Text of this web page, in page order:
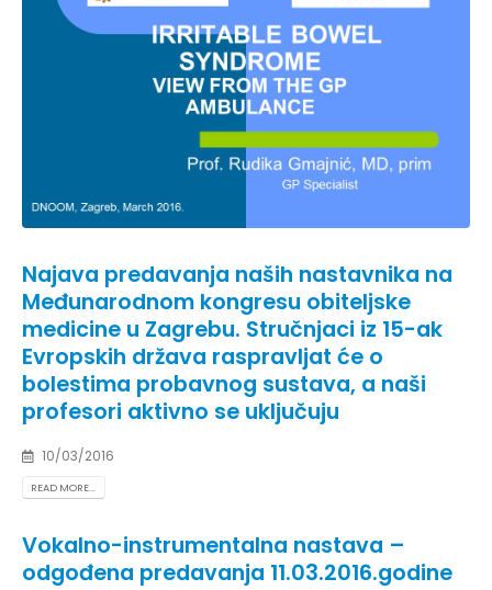
Najava predavanja naših nastavnika na
Međunarodnom kongresu obiteljske
medicine u Zagrebu. Stručnjaci iz 15-ak
Evropskih država raspravljat će o
bolestima probavnog sustava, a naši
profesori aktivno se uključuju
10/03/2016
READ MORE...
Vokalno-instrumentalna nastava –
odgođena predavanja 11.03.2016.godine